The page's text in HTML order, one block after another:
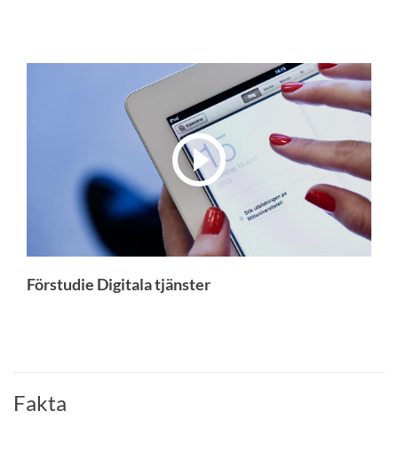
Förstudie Digitala tjänster
Fakta